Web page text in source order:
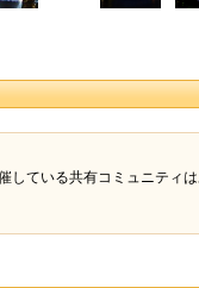
している共有コミュニティ